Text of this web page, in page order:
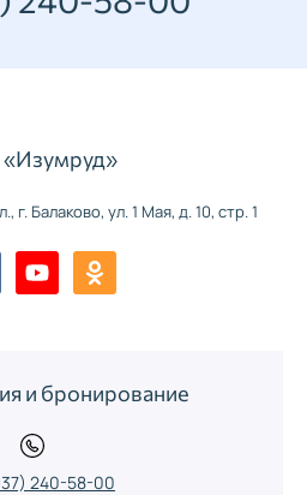
г. Балаково, ул. 1 Мая, д. 10, стр. 1
и бронирование
240-58-00